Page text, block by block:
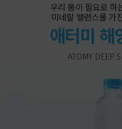
우리 몸이 필요로 하
미네랄 밸런스를 가
애터미 해
ATOMY DEEP